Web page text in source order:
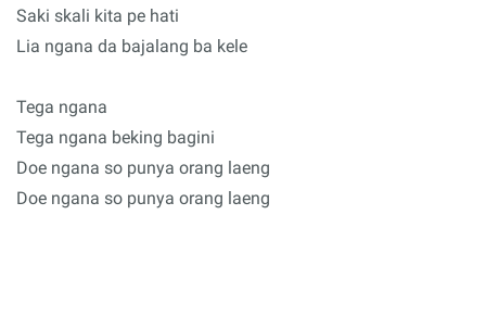
Saki skali kita pe hati
Lia ngana da bajalang ba kele
Tega ngana
Tega ngana beking bagini
Doe ngana so punya orang laeng
Doe ngana so punya orang laeng